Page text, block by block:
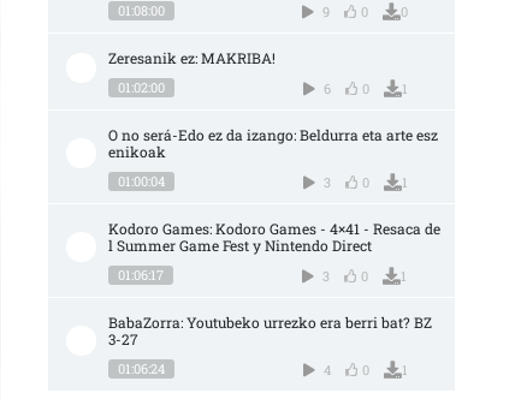
01:08:00 9 0 0
Zeresanik ez: MAKRIBA!
01:02:00 6 0 1
O no será-Edo ez da izango: Beldurra eta arte esz
enikoak
01:00:04 3 0 1
Kodoro Games: Kodoro Games - 4×41 - Resaca de
l Summer Game Fest y Nintendo Direct
01:06:17 3 0 1
BabaZorra: Youtubeko urrezko era berri bat? BZ
3-27
01:06:24 4 0 1